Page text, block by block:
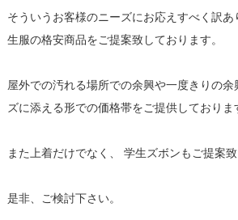
そういうお客様のニーズにお応えすべく訳
生服の格安商品をご提案致しております。
屋外での汚れる場所での余興や一度きりの
ズに添える形での価格帯をご提供しておりま
また上着だけでなく、 学生ズボンもご提案致
是非、ご検討下さい。